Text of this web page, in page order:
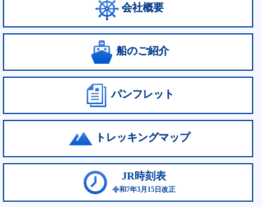
会社概要
船のご紹介
パンフレット
トレッキングマップ
JR時刻表
令和7年3月15日改正